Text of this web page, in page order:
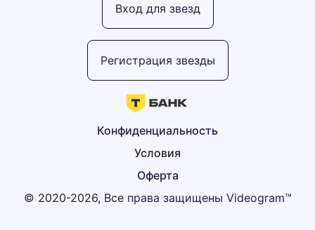
© 2020-2026, Все права защищены Videogram™
Оферта
Условия
Конфиденциальность
Регистрация звезды
Вход для звезд